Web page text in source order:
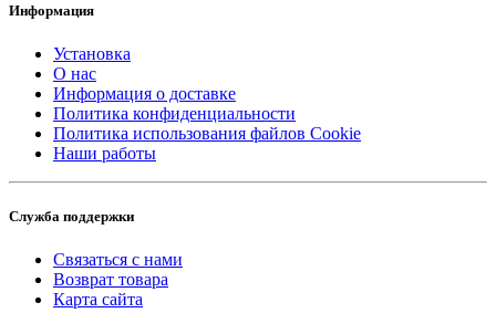
Информация
Установка
О нас
Информация о доставке
Политика конфиденциальности
Политика использования файлов Cookie
Наши работы
Служба поддержки
Связаться с нами
Возврат товара
Карта сайта